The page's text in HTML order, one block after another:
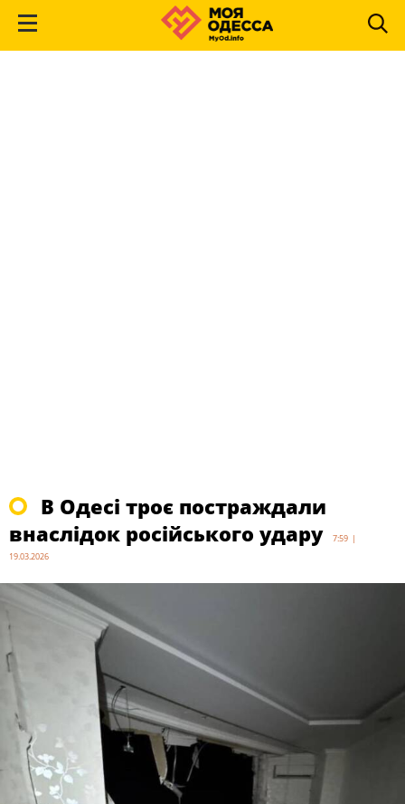
В Одесі троє постраждали
внаслідок російського удару
7:59 |
19.03.2026